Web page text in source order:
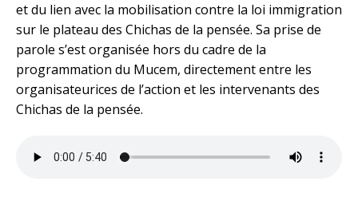
et du lien avec la mobilisation contre la loi immigration
sur le plateau des Chichas de la pensée. Sa prise de
parole s’est organisée hors du cadre de la
programmation du Mucem, directement entre les
organisateurices de l’action et les intervenants des
Chichas de la pensée.